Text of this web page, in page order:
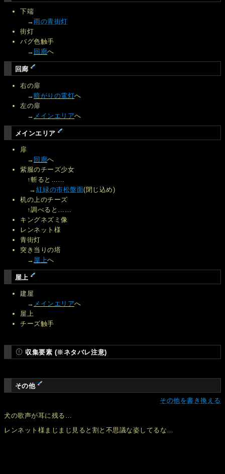
下端
→雨の青街灯
街灯
バグ色触手
→ 回廊へ
回廊
右の扉
→暗がりの電灯へ
左の扉
→ メインエリアへ
メインエリア
扉
→ 回廊へ
紫服のチーズ少女
↑斬ると……
→ 紅緑の市松盤面(閉じ込め)
机の上のチーズ
↑調べると……
キングネズミ像
レンネット様
青街灯
突き当りの塔
→ 屋上へ
屋上
建屋
→ メインエリアへ
屋上
チーズ触手
収集要素 (※ネタバレ注意)
その他
その他を書き換える
犬の歌声が耳に残る…
レンネット様まじまじ見ると割と不思議な姿してるな…